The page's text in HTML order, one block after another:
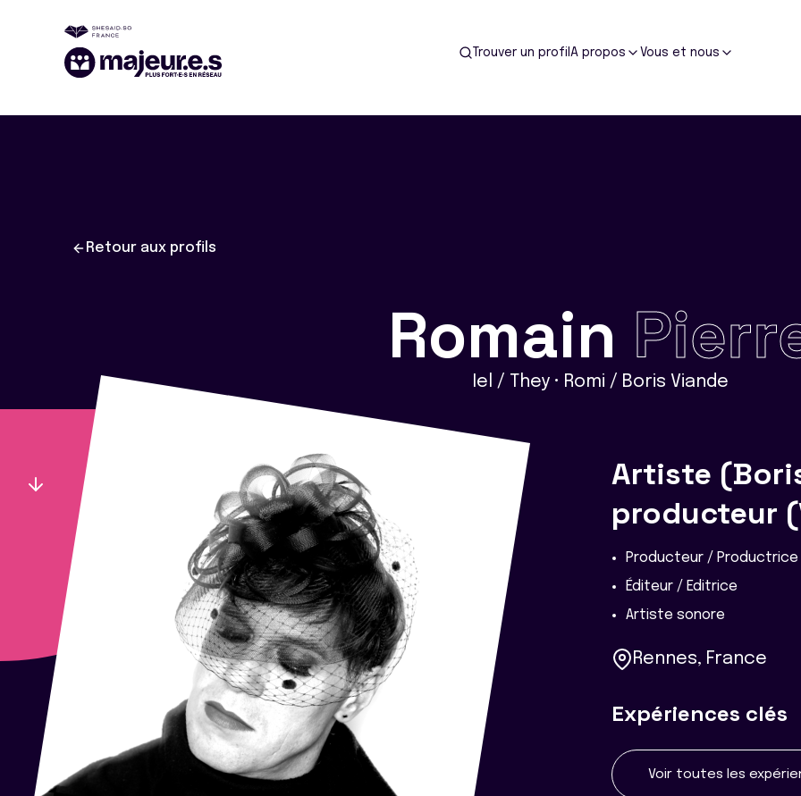
Trouver un profil A propos Vous et nous
Retour aux profils
Romain
Iel / They • Romi / Boris Viande
Artiste
producteur
Producteur / Productrice
Éditeur / Editrice
Artiste sonore
Rennes, France
Expériences clés
Voir toutes les